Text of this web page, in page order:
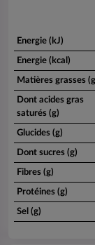
Energie (kJ)
Energie (kcal)
Matières grasses
Dont acides gras
saturés (g)
Glucides (g)
Dont sucres (g)
Fibres (g)
Protéines (g)
Sel (g)